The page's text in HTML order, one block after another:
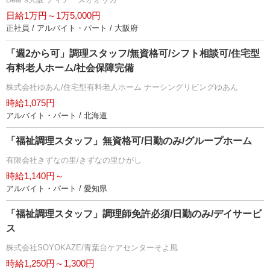
日給1万円～1万5,000円
正社員 / アルバイト・パート / 大阪府
「週2から可」調理スタッフ/無資格可/シフト相談可/住宅型
有料老人ホーム/社会保障完備
株式会社ゆあん/住宅型有料老人ホーム ナーシングリビングゆあん
時給1,075円
アルバイト・パート / 北海道
「福祉調理スタッフ」無資格可/日勤のみ/グループホーム
有限会社きずなの里/きずなの里ひがし
時給1,140円～
アルバイト・パート / 愛知県
「福祉調理スタッフ」調理師免許必須/日勤のみ/デイサービ
ス
株式会社SOYOKAZE/青葉台ケアセンターそよ風
時給1,250円～1,300円